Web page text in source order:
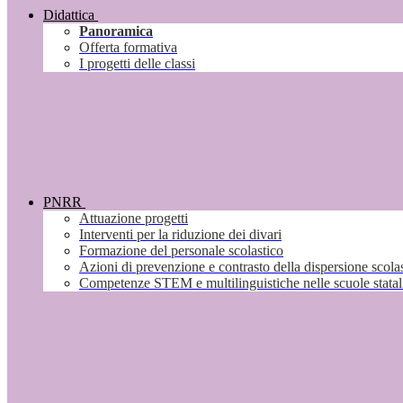
Didattica
Panoramica
Offerta formativa
I progetti delle classi
PNRR
Attuazione progetti
Interventi per la riduzione dei divari
Formazione del personale scolastico
Azioni di prevenzione e contrasto della dispersione
Competenze STEM e multilinguistiche nelle scuole